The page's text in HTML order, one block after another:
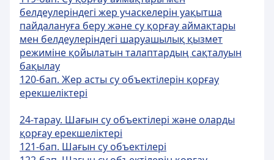
белдеулеріндегі жер учаскелерін уақытша
пайдалануға беру және су қорғау аймақтары
мен белдеулеріндегі шаруашылық қызмет
режиміне қойылатын талаптардың сақталуын
бақылау
120-бап. Жер асты су объектiлерiн қорғау
ерекшелiктерi
24-тарау. Шағын су объектілері және оларды
қорғау ерекшеліктері
121-бап. Шағын су объектiлерi